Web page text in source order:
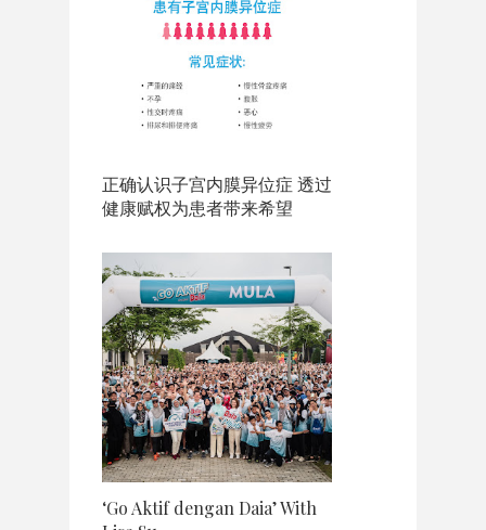
正确认识子宫内膜异位症 透过
健康赋权为患者带来希望
‘Go Aktif dengan Daia’ With